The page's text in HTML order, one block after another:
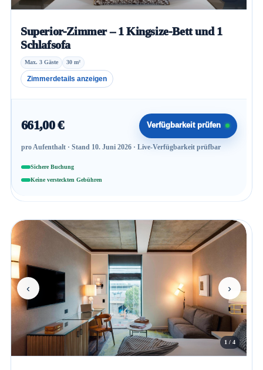
Superior-Zimmer – 1 Kingsize-Bett und 1
Schlafsofa
Max. 3 Gäste 30 m²
Zimmerdetails anzeigen
661,00 €
pro Aufenthalt · Stand 10. Juni 2026 · Live-Verfügbarkeit prüfbar
Verfügbarkeit prüfen
Sichere Buchung
Keine versteckten Gebühren
‹ ›
1 / 4